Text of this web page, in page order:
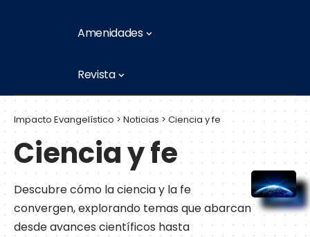
Amenidades
Revista
Impacto Evangelístico > Noticias> Ciencia y fe
Ciencia y fe
Descubre cómo la ciencia y la fe
convergen, explorando temas que abarcan
desde avances científicos hasta